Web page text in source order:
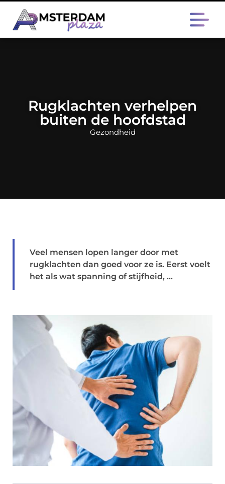
Rugklachten verhelpen
buiten de hoofdstad
Gezondheid
Veel mensen lopen langer door met
rugklachten dan goed voor ze is. Eerst voelt
het als wat spanning of stijfheid, ...